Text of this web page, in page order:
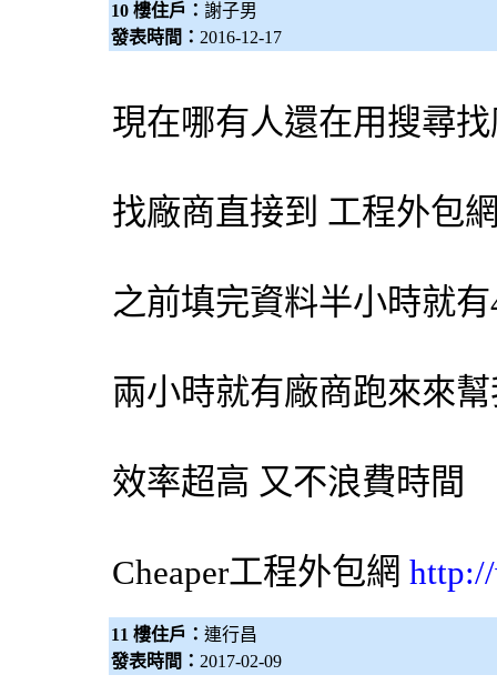
10 樓住戶： 謝子男
發表時間： 2016-12-17
現在哪有人還在用搜尋
找廠商直接到 工程外包
之前填完資料半小時就
兩小時就有廠商跑來來
效率超高 又不浪費時間
Cheaper工程外包網
11 樓住戶： 連行昌
發表時間： 2017-02-09